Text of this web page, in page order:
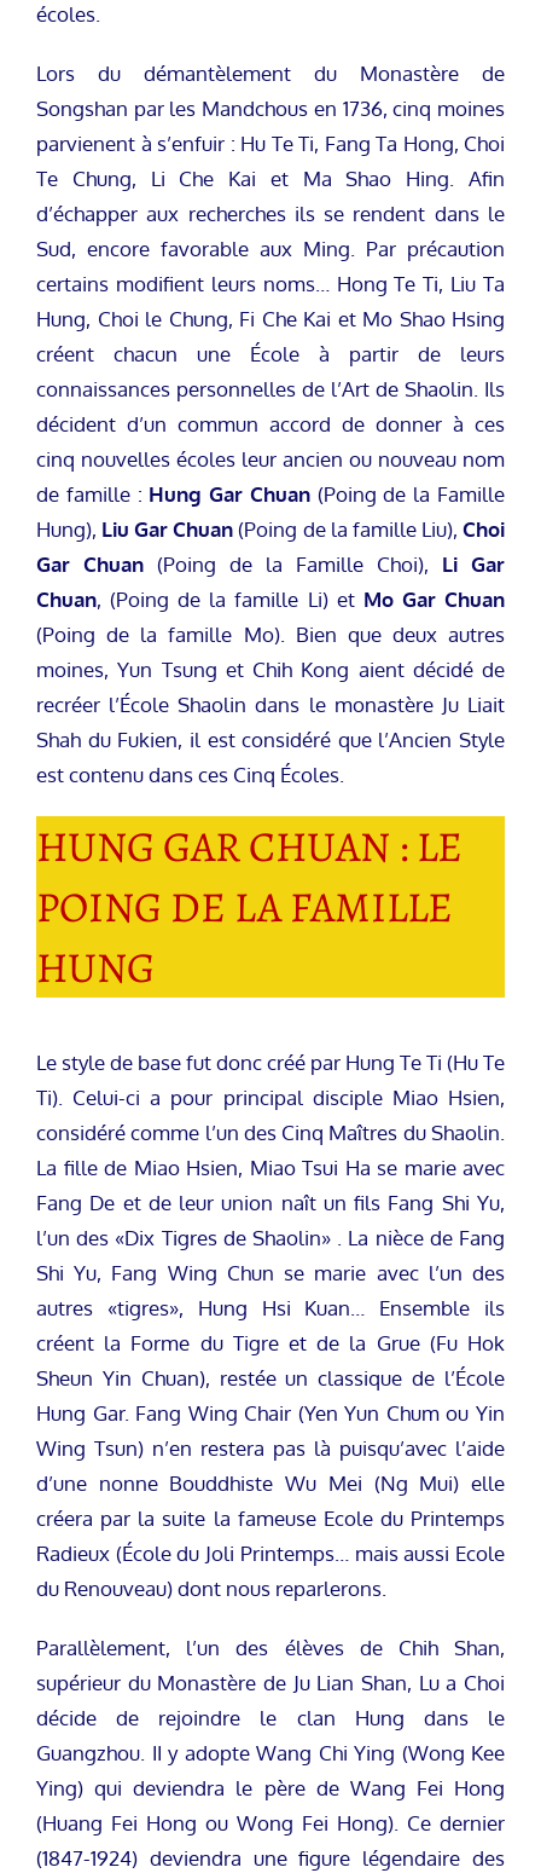
écoles.
Lors du démantèlement du Monastère de
Songshan par les Mandchous en 1736, cinq moines
parvienent à s’enfuir : Hu Te Ti, Fang Ta Hong, Choi
Te Chung, Li Che Kai et Ma Shao Hing. Afin
d’échapper aux recherches ils se rendent dans le
Sud, encore favorable aux Ming. Par précaution
certains modifient leurs noms… Hong Te Ti, Liu Ta
Hung, Choi le Chung, Fi Che Kai et Mo Shao Hsing
créent chacun une École à partir de leurs
connaissances personnelles de l’Art de Shaolin. Ils
décident d’un commun accord de donner à ces
cinq nouvelles écoles leur ancien ou nouveau nom
de famille : Hung Gar Chuan(Poing de la Famille
Hung), Liu Gar Chuan(Poing de la famille Liu),Choi
Gar Chuan (Poing de la Famille Choi), Li Gar
Chuan, (Poing de la famille Li) et Mo Gar Chuan
(Poing de la famille Mo). Bien que deux autres
moines, Yun Tsung et Chih Kong aient décidé de
recréer l’École Shaolin dans le monastère Ju Liait
Shah du Fukien, il est considéré que l’Ancien Style
est contenu dans ces Cinq Écoles.
HUNG GAR CHUAN : LE
POING DE LA FAMILLE
HUNG
Le style de base fut donc créé par Hung Te Ti (Hu Te
Ti). Celui-ci a pour principal disciple Miao Hsien,
considéré comme l’un des Cinq Maîtres du Shaolin.
La fille de Miao Hsien, Miao Tsui Ha se marie avec
Fang De et de leur union naît un fils Fang Shi Yu,
l’un des «Dix Tigres de Shaolin» . La nièce de Fang
Shi Yu, Fang Wing Chun se marie avec l’un des
autres «tigres», Hung Hsi Kuan… Ensemble ils
créent la Forme du Tigre et de la Grue (Fu Hok
Sheun Yin Chuan), restée un classique de l’École
Hung Gar. Fang Wing Chair (Yen Yun Chum ou Yin
Wing Tsun) n’en restera pas là puisqu’avec l’aide
d’une nonne Bouddhiste Wu Mei (Ng Mui) elle
créera par la suite la fameuse Ecole du Printemps
Radieux (École du Joli Printemps… mais aussi Ecole
du Renouveau) dont nous reparlerons.
Parallèlement, l’un des élèves de Chih Shan,
supérieur du Monastère de Ju Lian Shan, Lu a Choi
décide de rejoindre le clan Hung dans le
Guangzhou. II y adopte Wang Chi Ying (Wong Kee
Ying) qui deviendra le père de Wang Fei Hong
(Huang Fei Hong ou Wong Fei Hong). Ce dernier
(1847-1924) deviendra une figure légendaire des